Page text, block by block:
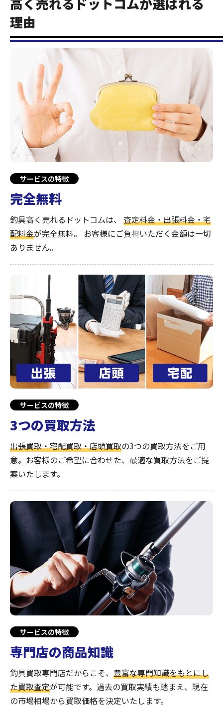
理由
サービスの特徴
完全無料
釣具高く売れるドットコムは、 査定料金・出張料金・宅
配料金が完全無料。 お客様にご負担いただく金額は一切
ありません。
サービスの特徴
3つの買取方法
出張買取・宅配買取・店頭買取の3つの買取方法をご用
意。お客様のご希望に合わせた、最適な買取方法をご提
案いたします。
サービスの特徴
専門店の商品知識
釣具買取専門店だからこそ、 豊富な専門知識をもとにし
た買取査定が可能です。過去の買取実績も踏まえ、現在
の市場相場から買取価格を決定いたします。